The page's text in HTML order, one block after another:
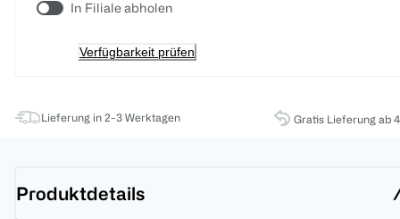
In Filiale abholen
Verfügbarkeit prüfen
Lieferung in 2-3 Werktagen Gratis Lieferung ab
Produktdetails